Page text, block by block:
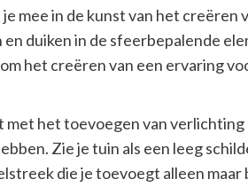
mee in de kunst van het
en duiken in de sfeerbepalende
het creëren van een ervaring
met het toevoegen van
Zie je tuin als een leeg
die je toevoegt alleen